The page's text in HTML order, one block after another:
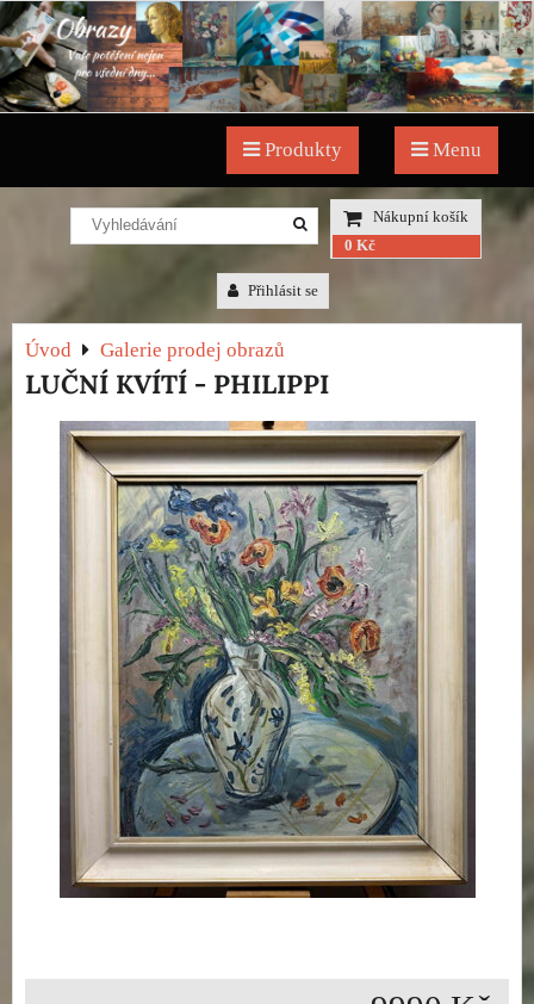
Produkty Menu
Nákupní košík
0 Kč
Přihlásit se
Úvod Galerie prodej obrazů
LUČNÍ KVÍTÍ - PHILIPPI